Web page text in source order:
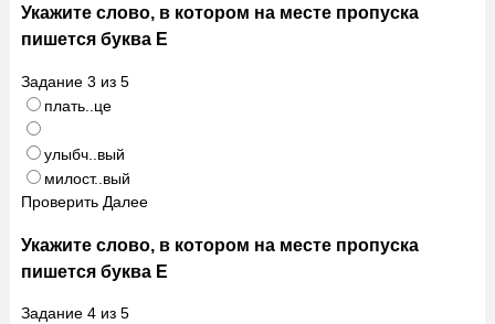
Укажите слово, в котором на месте пропуска
пишется буква Е
Задание 3 из 5
плать..це
улыбч..вый
милост..вый
Проверить Далее
Укажите слово, в котором на месте пропуска
пишется буква Е
Задание 4из 5